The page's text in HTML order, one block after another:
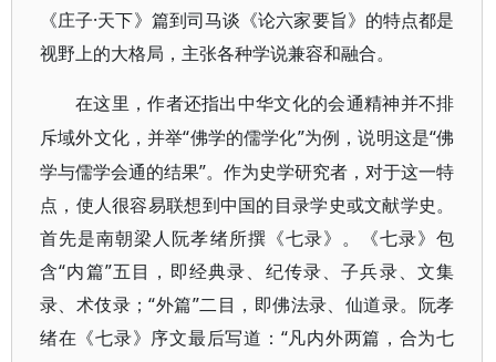
《庄子·天下》篇到司马谈《论六家要旨》的特点都是
视野上的大格局，主张各种学说兼容和融合。
在这里，作者还指出中华文化的会通精神并不排
斥域外文化，并举“佛学的儒学化”为例，说明这是“佛
学与儒学会通的结果”。作为史学研究者，对于这一特
点，使人很容易联想到中国的目录学史或文献学史。
首先是南朝梁人阮孝绪所撰《七录》。《七录》包
含“内篇”五目，即经典录、纪传录、子兵录、文集
录、术伎录；“外篇”二目，即佛法录、仙道录。阮孝
绪在《七录》序文最后写道：“凡内外两篇，合为七